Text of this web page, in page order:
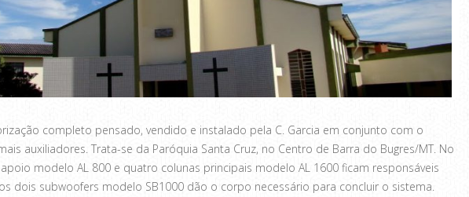
completo pensado, vendido e instalado pela C. Garcia em conjunto com o
auxiliadores. Trata-se da Paróquia Santa Cruz, no Centro de Barra do Bugres/MT. No
modelo AL 800 e quatro colunas principais modelo AL 1600 ficam responsáveis
dois subwoofers modelo SB1000 dão o corpo necessário para concluir o sistema.